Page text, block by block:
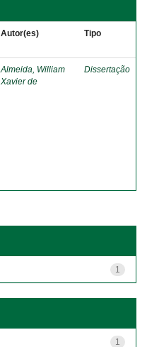
Autor(es) Tipo
Almeida, William
Xavier de
Dissertação
1
1